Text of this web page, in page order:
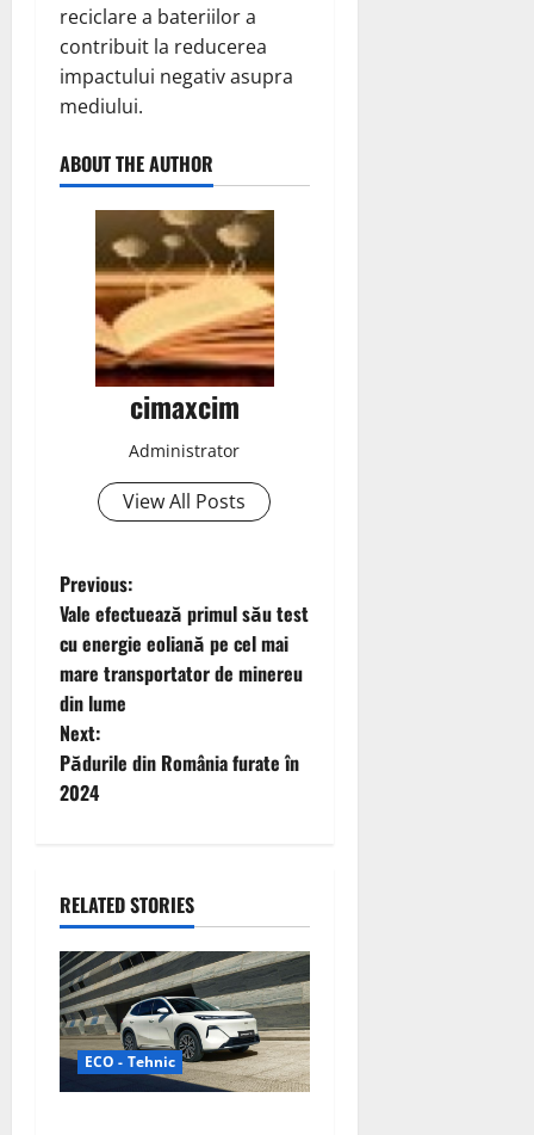
reciclare a bateriilor a
contribuit la reducerea
impactului negativ asupra
mediului.
ABOUT THE AUTHOR
cimaxcim
Administrator
View All Posts
P
o
s
t
n
v
i
g
a
t
Previous:
Vale efectuează primul său test
cu energie eoliană pe cel mai
mare transportator de minereu
din lume
Next:
Pădurile din România furate în
2024
RELATED STORIES
ECO - Tehnic